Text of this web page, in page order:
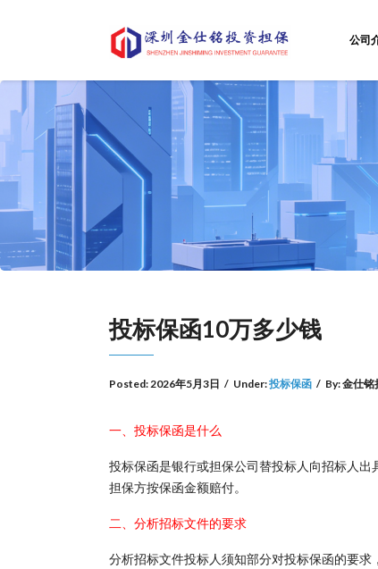
公司
投标保函10万多少钱
Posted:2026年5月3日 / Under:投标保函 / By:金仕铭
一、投标保函是什么
投标保函是银行或担保公司替投标人向招标人
担保方按保函金额赔付。
二、分析招标文件的要求
分析招标文件投标人须知部分对投标保函的要求